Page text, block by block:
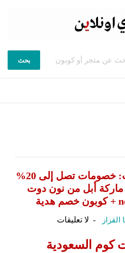
بحث
عرض لا يفوّت: خصومات تصل إلى 20%
ماركة أبل من نون دوت
القزاز لا تعليقات
السعودية